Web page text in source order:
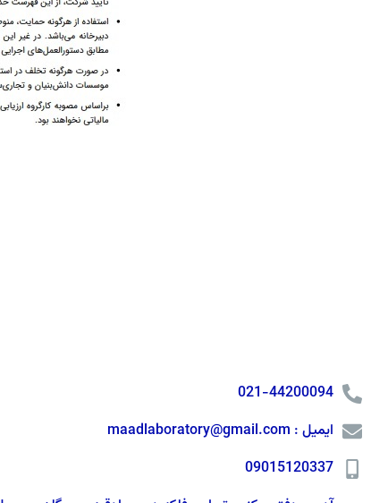
021-44200094
ایمیل : maadlaboratory@gmail.com
09015120337